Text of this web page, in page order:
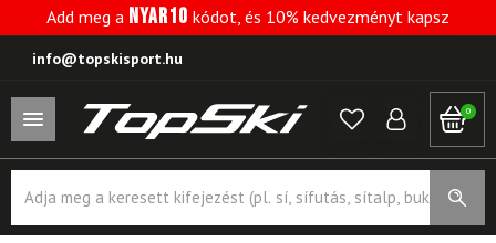
Add meg a NYAR10 kódot, és 10% kedvezményt kapsz
info@topskisport.hu
0
search